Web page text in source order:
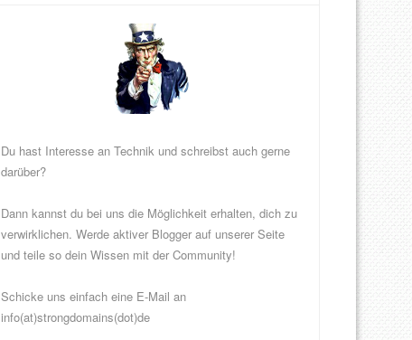
Du hast Interesse an Technik und schreibst auch gerne
darüber?
Dann kannst du bei uns die Möglichkeit erhalten, dich zu
verwirklichen. Werde aktiver Blogger auf unserer Seite
und teile so dein Wissen mit der Community!
Schicke uns einfach eine E-Mail an
info(at)strongdomains(dot)de